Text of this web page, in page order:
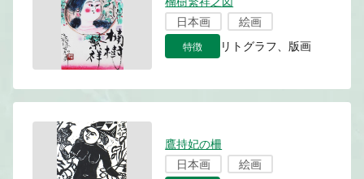
日本画
絵画
特徴 リトグラフ、版画
鷹持妃の柵
日本画
絵画